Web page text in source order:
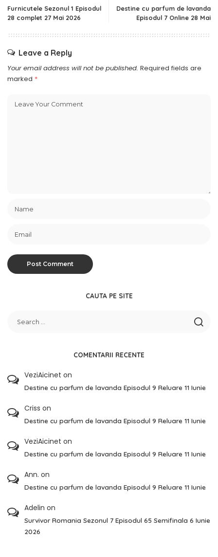
Furnicutele Sezonul 1 Episodul
28 complet 27 Mai 2026
Destine cu parfum de lavanda
Episodul 7 Online 28 Mai
Leave a Reply
Your email address will not be published. Required fields are
marked *
CAUTA PE SITE
COMENTARII RECENTE
VeziAicinet on
Destine cu parfum de lavanda Episodul 9 Reluare 11 Iunie
Criss on
Destine cu parfum de lavanda Episodul 9 Reluare 11 Iunie
VeziAicinet on
Destine cu parfum de lavanda Episodul 9 Reluare 11 Iunie
Ann. on
Destine cu parfum de lavanda Episodul 9 Reluare 11 Iunie
Adelin on
Survivor Romania Sezonul 7 Episodul 65 Semifinala 6 Iunie
2026